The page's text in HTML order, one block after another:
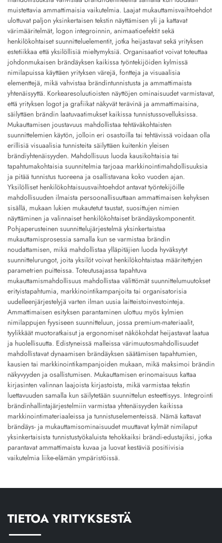
muistettavia ammattimaisia vaikutelmia. Laajat mukauttamisvaihtoehdot
ulottuvat paljon yksinkertaisen tekstin näyttämisen yli ja kattavat
värimääritelmät, logon integroinnin, animaatioefektit sekä
henkilökohtaiset suunnitteluelementit, jotka heijastavat sekä yrityksen
estetiikkaa että yksilöllisiä mieltymyksiä. Organisaatiot voivat toteuttaa
johdonmukaisen brändäyksen kaikissa työntekijöiden kylmissä
nimilapuissa käyttäen yrityksen värejä, fontteja ja visuaalisia
elementtejä, mikä vahvistaa brändintunnistusta ja ammattimaista
yhtenäisyyttä. Korkearesoluutioisten näyttöjen ominaisuudet varmistavat,
että yrityksen logot ja grafiikat näkyvät terävinä ja ammattimaisina,
säilyttäen brändin laatuvaatimukset kaikissa tunnistussovelluksissa.
Mukauttamisen joustavuus mahdollistaa tehtäväkohtaisten
suunnittelemien käytön, jolloin eri osastoilla tai tehtävissä voidaan olla
erillisiä visuaalisia tunnisteita säilyttäen kuitenkin yleisen
brändiyhtenäisyyden. Mahdollisuus luoda kausikohtaisia tai
tapahtumakohtaisia suunnitelmia tarjoaa markkinointimahdollisuuksia
ja pitää tunnistus tuoreena ja osallistavana koko vuoden ajan.
Yksilölliset henkilökohtaisuusvaihtoehdot antavat työntekijöille
mahdollisuuden ilmaista persoonallisuuttaan ammattimaisen kehyksen
sisällä, mukaan lukien mukautetut taustat, suosittujen nimien
näyttäminen ja valinnaiset henkilökohtaiset brändäyskomponentit.
Pohjaperusteinen suunnittelujärjestelmä yksinkertaistaa
mukauttamisprosessia samalla kun se varmistaa brändin
noudattamisen, mikä mahdollistaa ylläpitäjien luoda hyväksytyt
suunnittelurungot, joita yksilöt voivat henkilökohtaistaa määritettyjen
parametrien puitteissa. Toteutusajassa tapahtuva
mukauttamismahdollisuus mahdollistaa välittömät suunnittelumuutokset
erityistapahtumia, markkinointikampanjoita tai organisatorisia
uudelleenjärjestelyjä varten ilman uusia laitteistoinvestointeja.
Ammattimaisen esityksen parantaminen ulottuu myös kylmien
nimilappujen fyysiseen suunnitteluun, jossa premium-materiaalit,
tyylikkäät muotoratkaisut ja ergonomiset näkökohdat heijastavat laatua
ja huolellisuutta. Edistyneissä malleissa värimuutosmahdollisuudet
mahdollistavat dynaamisen brändäyksen säätämisen tapahtumien,
kausien tai markkinointikampanjoiden mukaan, mikä maksimoi brändin
näkyvyyden ja osallistumisen. Mukauttamisen erinomaisuus kattaa
kirjasinten valinnan laajoista kirjastoista, mikä varmistaa tekstin
luettavuuden samalla kun säilytetään suunnittelun esteettisyys. Integrointi
brändinhallintajärjestelmiin varmistaa yhtenäisyyden kaikissa
markkinointimateriaaleissa ja tunnistuselementeissä. Nämä kattavat
brändäys- ja mukauttamisominaisuudet muuttavat kylmät nimilaput
yksinkertaisista tunnistustyökaluista tehokkaiksi brändi-edustajiksi, jotka
parantavat ammattimaista kuvaa ja luovat kestäviä positiivisia
vaikutelmia liike-elämän ympäristöissä.
TIETOA YRITYKSESTÄ